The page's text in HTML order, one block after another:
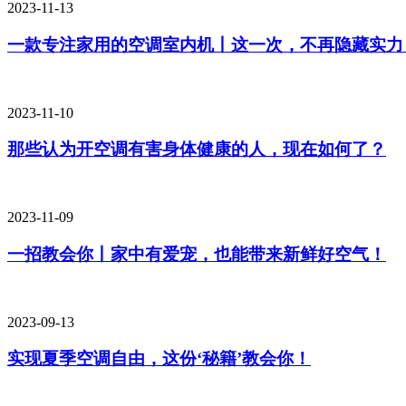
2023-11-13
一款专注家用的空调室内机丨这一次，不再隐藏实
2023-11-10
那些认为开空调有害身体健康的人，现在如何了？
2023-11-09
一招教会你丨家中有爱宠，也能带来新鲜好空气！
2023-09-13
实现夏季空调自由，这份‘秘籍’教会你！